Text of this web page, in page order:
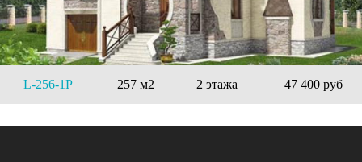
L-256-1P 257 м2 2 этажа 47 400 руб